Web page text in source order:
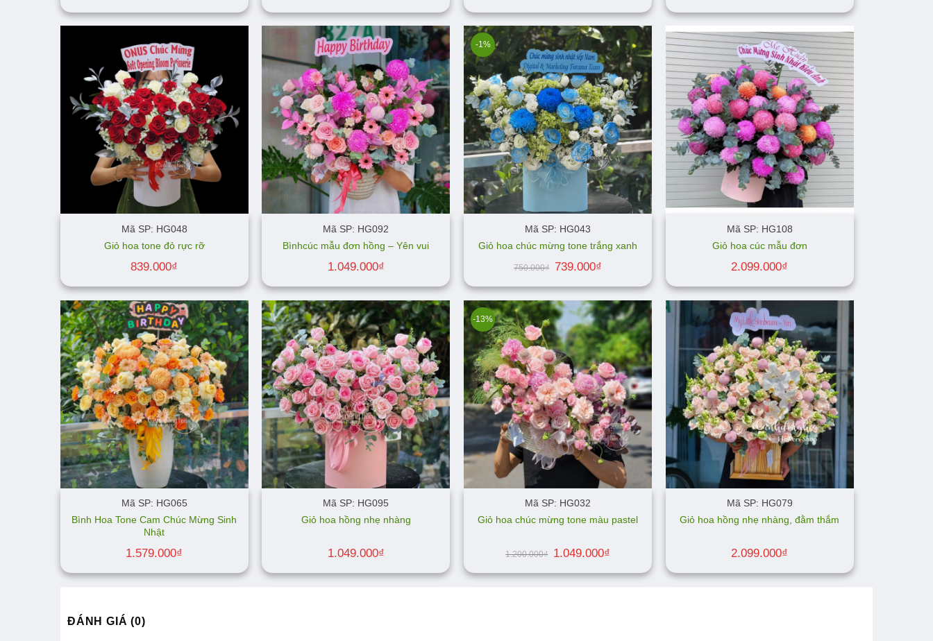
Mã SP: HG048
Giỏ hoa tone đỏ rực rỡ
839.000₫
Mã SP: HG092
Bìnhcúc mẫu đơn hồng – Yên vui
1.049.000₫
-1%
Mã SP: HG043
Giỏ hoa chúc mừng tone trắng xanh
750.000₫ Giá
là:
750.000₫.
739.000₫Giá
tại
là:
739.000₫.
Mã SP: HG108
Giỏ hoa cúc mẫu đơn
2.099.000₫
Mã SP: HG065
Bình Hoa Tone Cam Chúc Mừng Sinh
Nhật
1.579.000₫
Mã SP: HG095
Giỏ hoa hồng nhẹ nhàng
1.049.000₫
-13%
Mã SP: HG032
Giỏ hoa chúc mừng tone màu pastel
1.200.000₫
Giá
là:
1.200.000₫.
1.049.000₫Giá
tại
là:
Mã SP: HG079
Giỏ hoa hồng nhẹ nhàng, đằm thắm
2.099.000₫
ĐÁNH GIÁ (0)